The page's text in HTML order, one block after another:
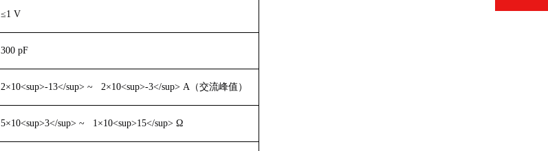
≤1 V
300 pF
2×10<sup>-13</sup> ~ 2×10<sup>-3</sup> A （交流峰值）
5×10<sup>3</sup> ~ 1×10<sup>15</sup> Ω